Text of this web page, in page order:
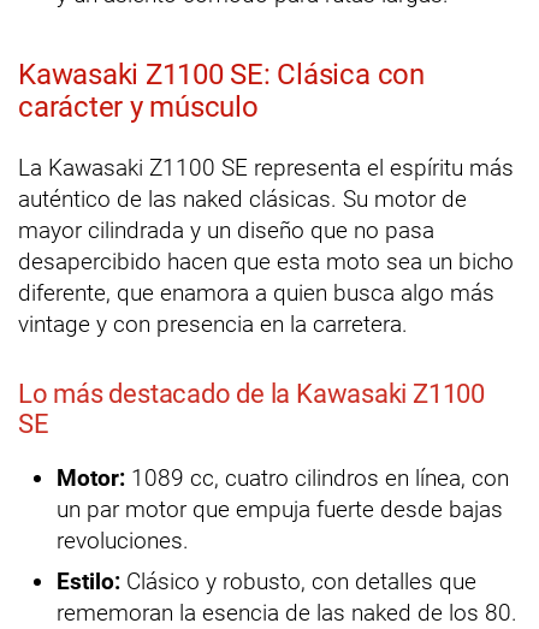
Kawasaki Z1100 SE: Clásica con
carácter y músculo
La Kawasaki Z1100 SE representa el espíritu más
auténtico de las naked clásicas. Su motor de
mayor cilindrada y un diseño que no pasa
desapercibido hacen que esta moto sea un bicho
diferente, que enamora a quien busca algo más
vintage y con presencia en la carretera.
Lo más destacado de la Kawasaki Z1100
SE
Motor: 1089 cc, cuatro cilindros en línea, con
un par motor que empuja fuerte desde bajas
revoluciones.
Estilo: Clásico y robusto, con detalles que
rememoran la esencia de las naked de los 80.